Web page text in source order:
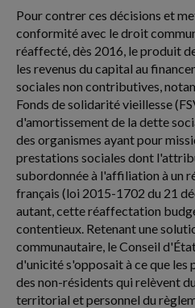
Pour contrer ces décisions et
conformité avec le droit
réaffecté, dès 2016, le produit
les revenus du capital au
sociales non contributives,
Fonds de solidarité vieillesse
d'amortissement de la dette
des organismes ayant pour
prestations sociales dont
subordonnée à l'affiliation à un
français (loi 2015-1702 du 21
autant, cette réaffectation
contentieux. Retenant une
communautaire, le Conseil
d'unicité s'opposait à ce que les
des non-résidents qui relèvent
territorial et personnel du